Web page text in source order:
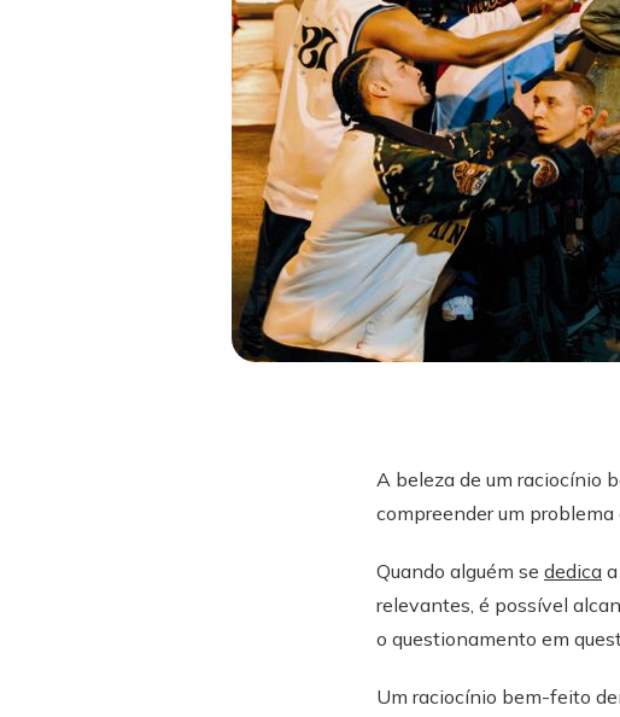
A beleza de um raciocínio
compreender um
Quando alguém se dedica
relevantes, é possível
o questionamento em
Um raciocínio bem-feito